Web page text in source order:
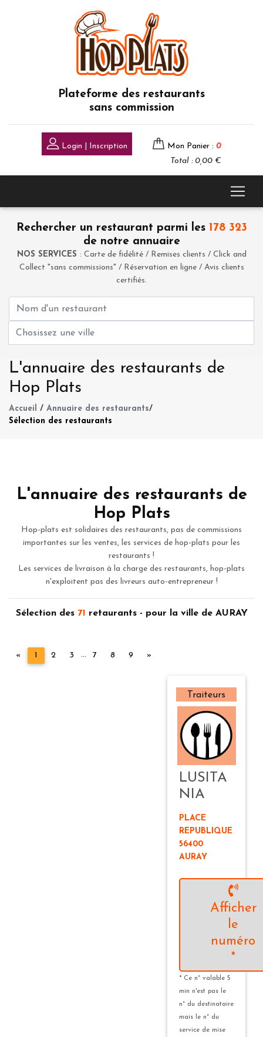
Plateforme des restaurants
sans commission
Login | Inscription Mon Panier : 0
Total : 0,00 €
Rechercher un restaurant parmi les 178 323
de notre annuaire
NOS SERVICES : Carte de fidélité / Remises clients / Click and
Collect "sans commissions" / Réservation en ligne / Avis clients
certifiés.
L'annuaire des restaurants de
Hop Plats
Accueil / Annuaire des restaurants/
Sélection des restaurants
L'annuaire des restaurants de
Hop Plats
Hop-plats est solidaires des restaurants, pas de commissions
importantes sur les ventes, les services de hop-plats pour les
restaurants !
Les services de livraison à la charge des restaurants, hop-plats
n'exploitent pas des livreurs auto-entrepreneur !
Sélection des 71 retaurants - pour la ville de AURAY
« Précédent
1 2 3 ... 7 8 9 »
Traiteurs
LUSITA
NIA
PLACE
REPUBLIQUE
56400
AURAY
Afficher
le
numéro
*
* Ce n° valable 5
min n'est pas le
n° du destinataire
mais le n° du
service de mise